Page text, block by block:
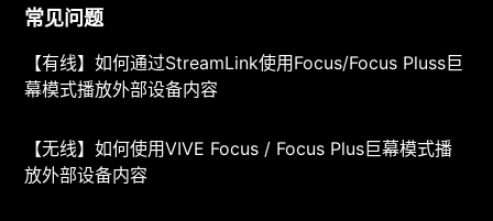
常见问题
【有线】如何通过StreamLink使用Focus/Focus Pluss巨
幕模式播放外部设备内容
【无线】如何使用VIVE Focus / Focus Plus巨幕模式播
放外部设备内容